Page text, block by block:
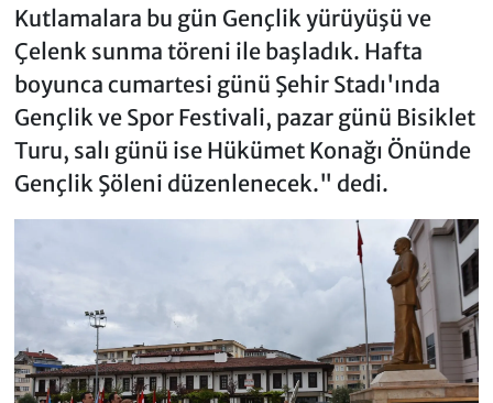
Kutlamalara bu gün Gençlik yürüyüşü ve
Çelenk sunma töreni ile başladık. Hafta
boyunca cumartesi günü Şehir Stadı'ında
Gençlik ve Spor Festivali, pazar günü Bisiklet
Turu, salı günü ise Hükümet Konağı Önünde
Gençlik Şöleni düzenlenecek." dedi.